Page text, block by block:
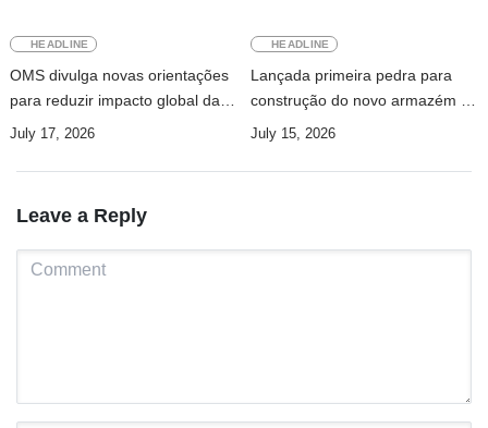
HEADLINE
OMS divulga novas orientações
para reduzir impacto global da
demência
July 17, 2026
HEADLINE
Lançada primeira pedra para
construção do novo armazém do
INFPM
July 15, 2026
Leave a Reply